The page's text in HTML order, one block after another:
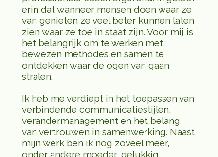
erin dat wanneer mensen doen waar ze
van genieten ze veel beter kunnen laten
zien waar ze toe in staat zijn. Voor mij is
het belangrijk om te werken met
bewezen methodes en samen te
ontdekken waar de ogen van gaan
stralen.
Ik heb me verdiept in het toepassen van
verbindende communicatiestijlen,
verandermanagement en het belang
van vertrouwen in samenwerking. Naast
mijn werk ben ik nog zoveel meer,
onder andere moeder, gelukkig